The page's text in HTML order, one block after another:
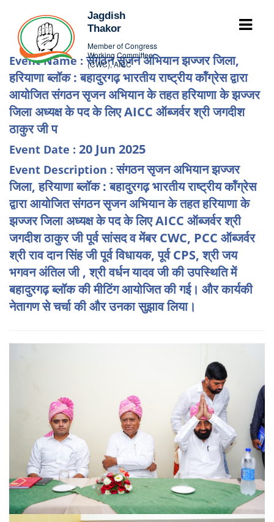
Jagdish
Thakor
Member of Congress
Working Committee
(CWC), AICC
Event Name :संगठन सृजन अभियान झज्जर जिला,
हरियाणा ब्लॉक : बहादुरगढ़ भारतीय राष्ट्रीय कॉंग्रेस द्वारा
आयोजित संगठन सृजन अभियान के तहत हरियाणा के झज्जर
जिला अध्यक्ष के पद के लिए AICC ऑब्जर्वर श्री जगदीश
ठाकुर जी प
Event Date : 20 Jun 2025
Event Description :संगठन सृजन अभियान झज्जर
जिला, हरियाणा ब्लॉक : बहादुरगढ़ भारतीय राष्ट्रीय कॉंग्रेस
द्वारा आयोजित संगठन सृजन अभियान के तहत हरियाणा के
झज्जर जिला अध्यक्ष के पद के लिए AICC ऑब्जर्वर श्री
जगदीश ठाकुर जी पूर्व सांसद व मेंबर CWC, PCC ऑब्जर्वर
श्री राव दान सिंह जी पूर्व विधायक, पूर्व CPS, श्री जय
भगवन अंतिल जी , श्री वर्धन यादव जी की उपस्थिति में
बहादुरगढ़ ब्लॉक की मीटिंग आयोजित की गई। और कार्यकी
नेतागण से चर्चा की और उनका सुझाव लिया।